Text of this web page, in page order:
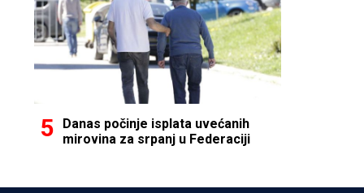
Danas počinje isplata uvećanih
mirovina za srpanj u Federaciji